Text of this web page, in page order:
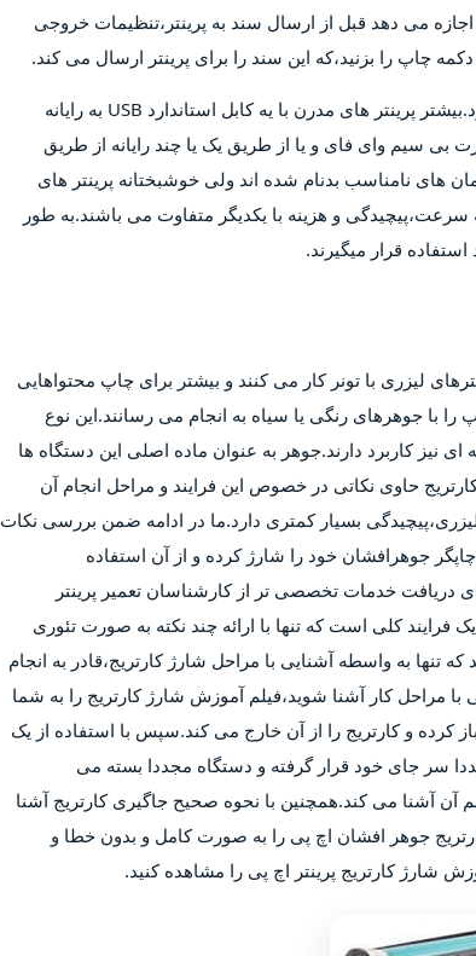
می دهد قبل از ارسال سند به پرینتر،تنظیمات خروجی
چاپ را بزنید،که این سند را برای پرینتر ارسال می کند.
البته برای چاپ این سند،پرینتر باید روشن و به رایانه متصل شود.بیشتر پرینتر های مدرن با یه کابل استاندارد USB به رایانه
بی سیم وای فای و یا از طریق یک یا چند رایانه از طریق
نامناسب بدنام شده اند ولی خوشبختانه پرینتر های
و هزینه با یکدیگر متفاوت می باشند.به طور
قرار میگیرند.
لیزری با تونر کار می کنند و بیشتر برای چاپ محتواهایی
با جوهرهای رنگی یا سیاه به انجام می رسانند.این نوع
کاربرد دارند.جوهر به عنوان ماده اصلی این دستگاه ها
حاوی نکاتی در خصوص این فرایند و مراحل انجام آن
بسیار کمتری دارد.ما در ادامه ضمن بررسی نکات
جوهرافشان خود را شارژ کرده و از آن استفاده
دریافت خدمات تخصصی تر از کارشناسان تعمیر پرینتر
فرایند کلی است که تنها با ارائه چند نکته به صورت تئوری
تنها به واسطه آشنایی با مراحل شارژ کارتریج،قادر به انجام
مراحل کار آشنا شوید،فیلم آموزش شارژ کارتریج را به شما
کرده و کارتریج را از آن خارج می کند.سپس با استفاده از یک
سر جای خود قرار گرفته و دستگاه مجددا بسته می
آشنا می کند.همچنین با نحوه صحیح جاگیری کارتریج آشنا
جوهر افشان اچ پی را به صورت کامل و بدون خطا و
شارژ کارتریج پرینتر اچ پی را مشاهده کنید.